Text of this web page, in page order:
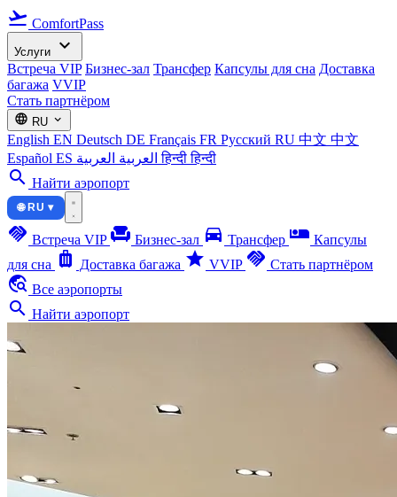
flight_takeoff ComfortPass
Услуги expand_more
Встреча VIP Бизнес-зал Трансфер Капсулы для сна Доставка
багажа VVIP
Стать партнёром
language RU expand_more
English EN Deutsch DE Français FR Русский RU 中文 中文
Español ES العربية العربية हिन्दीहिन्दी
search Найти аэропорт
🌐 RU ▾
handshake Встреча VIP chair Бизнес-зал directions_car Трансфер airline_seat_individual_suite Капсулы
для сна luggage Доставка багажа star VVIP handshake Стать партнёром
travel_explore Все аэропорты
search Найти аэропорт